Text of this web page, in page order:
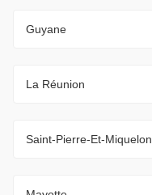
Guyane
La Réunion
Saint-Pierre-Et-Miquelon